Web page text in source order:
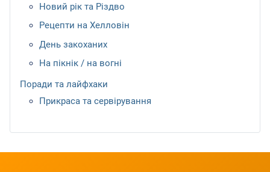
Новий рік та Різдво
Рецепти на Хелловін
День закоханих
На пікнік / на вогні
Поради та лайфхаки
Прикраса та сервірування